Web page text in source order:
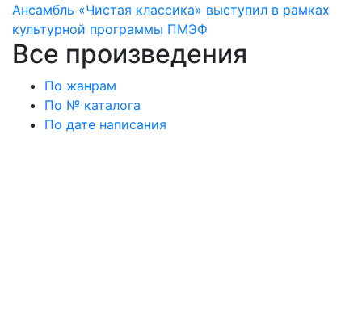
Ансамбль «Чистая классика» выступил в рамках
культурной программы ПМЭФ
Все произведения
По жанрам
По № каталога
По дате написания